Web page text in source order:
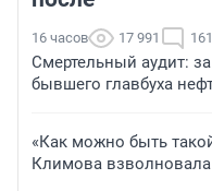
16 часов 17 991 161
Смертельный аудит:
бывшего главбуха
«Как можно быть
Климова